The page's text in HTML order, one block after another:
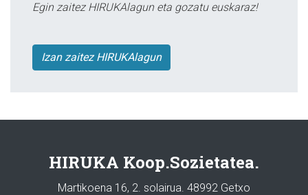
Egin zaitez HIRUKAlagun eta gozatu euskaraz!
Izan zaitez HIRUKAlagun
HIRUKA Koop.Sozietatea.
Martikoena 16, 2. solairua. 48992 Getxo